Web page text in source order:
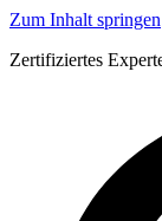
Zum Inhalt springen
Zertifiziertes